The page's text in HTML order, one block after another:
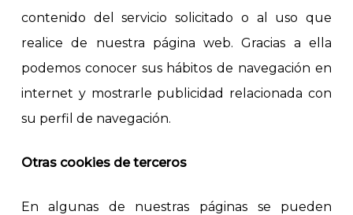
contenido del servicio solicitado o al uso que
realice de nuestra página web. Gracias a ella
podemos conocer sus hábitos de navegación en
internet y mostrarle publicidad relacionada con
su perfil de navegación.
Otras cookies de terceros
En algunas de nuestras páginas se pueden